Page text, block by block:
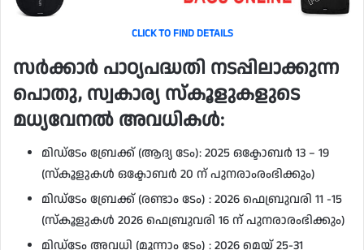
CLICK TO FIND DETAILS
സർക്കാർ പാഠ്യപദ്ധതി നടപ്പിലാക്കുന്ന
പൊതു, സ്വകാര്യ സ്കൂളുകളുടെ
മധ്യവേനൽ അവധികൾ:
മിഡ്ടേം ബ്രേക്ക് (ആദ്യ ടേം): 2025 ഒക്ടോബർ 13 – 19
(സ്കൂളുകൾ ഒക്ടോബർ 20 ന് പുനരാംരംഭിക്കും)
മിഡ്ടേം ബ്രേക്ക് (രണ്ടാം ടേം) : 2026 ഫെബ്രുവരി 11 -15
(സ്കൂളുകൾ 2026 ഫെബ്രുവരി 16 ന് പുനരാരംഭിക്കും)
മിഡ്ടേം അവധി (മൂന്നാം ടേം) : 2026 മെയ് 25-31